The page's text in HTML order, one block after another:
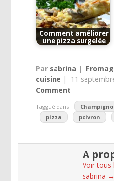
Comment améliorer
une pizza surgelée
Par sabrina |
cuisine | 11
Comment
Taggué dans
pizza
poivron
A
Voir tous
sabrina →